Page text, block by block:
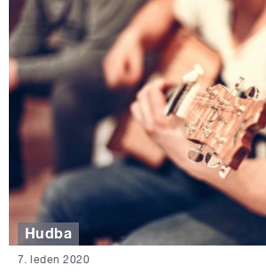
Hudba
7. leden 2020